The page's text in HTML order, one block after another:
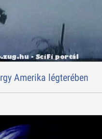
Amerika légterében